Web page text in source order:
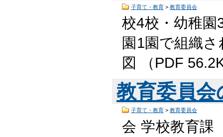
子育て・教育> 教育委員会
校4校・幼稚園
園1園で組織
図 （PDF
教育委員
子育て・教育> 教育委員会
会 学校教育